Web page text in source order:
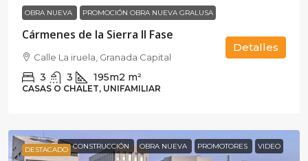
OBRA NUEVA PROMOCIÓN OBRA NUEVA GRALUSA
Cármenes de la Sierra II Fase
Calle La iruela, Granada Capital
3 3 195m2 m²
CASAS O CHALET, UNIFAMILIAR
Detalles
DESTACADOEN CONSTRUCCIÓN OBRA NUEVA PROMOTORES VIDEO